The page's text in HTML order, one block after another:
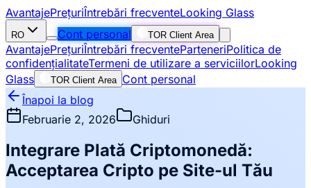
AvantajePrețuriÎntrebări frecventeLooking Glass
RO Cont personal TOR Client Area
AvantajePrețuriÎntrebări frecventeParteneriPolitica de
confidențialitateTermeni de utilizare a serviciilorLooking
Glass
TOR Client Area Cont personal
Înapoi la blog
Februarie 2, 2026
Ghiduri
Integrare Plată Criptomonedă:
Acceptarea Cripto pe Site-ul Tău